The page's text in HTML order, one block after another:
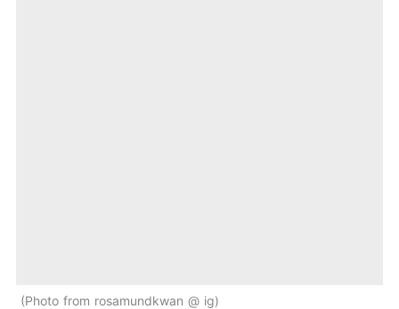
Photo from rosamundkwan @ ig